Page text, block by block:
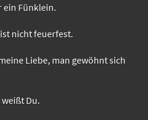
ein Fünklein.
nicht feuerfest.
Liebe, man gewöhnt sich
Du.